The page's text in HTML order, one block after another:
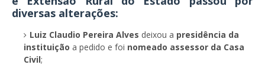
diversas alterações:
Luiz Claudio Pereira Alves deixou a presidência da
instituição a pedido e foi nomeado assessor da Casa
Civil;